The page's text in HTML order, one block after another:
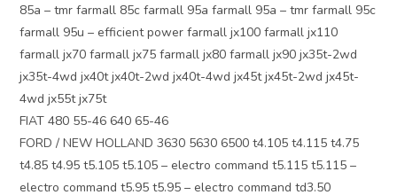
85a – tmr farmall 85c farmall 95a farmall 95a – tmr farmall 95c
farmall 95u – efficient power farmall jx100 farmall jx110
farmall jx70 farmall jx75 farmall jx80 farmall jx90 jx35t-2wd
jx35t-4wd jx40t jx40t-2wd jx40t-4wd jx45t jx45t-2wd jx45t-
4wd jx55t jx75t
FIAT 480 55-46 640 65-46
FORD / NEW HOLLAND 3630 5630 6500 t4.105 t4.115 t4.75
t4.85 t4.95 t5.105 t5.105 – electro command t5.115 t5.115 –
electro command t5.95 t5.95 – electro command td3.50